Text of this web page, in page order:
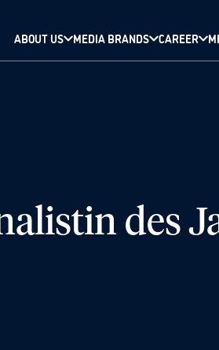
ABOUT US MEDIA BRANDS CAREER
des